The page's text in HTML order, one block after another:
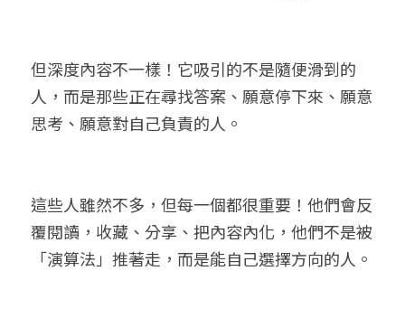
但深度內容不一樣！它吸引的不是隨便滑到的
人，而是那些正在尋找答案、願意停下來、願意
思考、願意對自己負責的人。
這些人雖然不多，但每一個都很重要！他們會反
覆閱讀，收藏、分享、把內容內化，他們不是被
「演算法」推著走，而是能自己選擇方向的人。